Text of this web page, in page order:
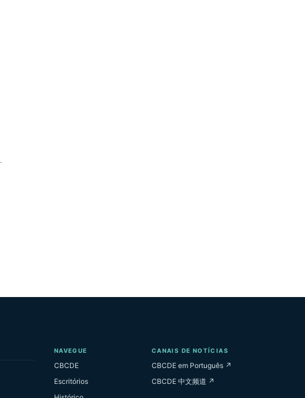
NAVEGUE
CBCDE
Escritórios
CANAIS DE NOTÍCIAS
CBCDE em Português ↗
CBCDE 中文频道 ↗